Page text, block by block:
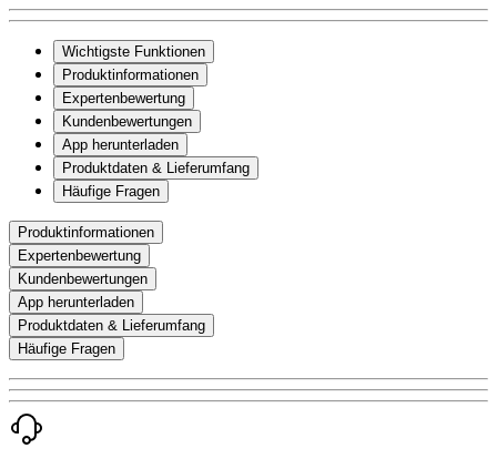
Wichtigste Funktionen
Produktinformationen
Expertenbewertung
Kundenbewertungen
App herunterladen
Produktdaten & Lieferumfang
Häufige Fragen
Produktinformationen
Expertenbewertung
Kundenbewertungen
App herunterladen
Produktdaten & Lieferumfang
Häufige Fragen